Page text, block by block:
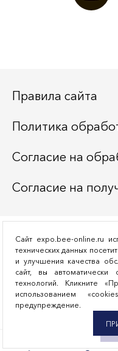
Правила сайта
Политика
Согласие на
Согласие на
Сайт expo.bee-online.ru
технических данных
и улучшения качества
сайт, вы автоматически
технологий. Кликните
использованием
предупреждение.